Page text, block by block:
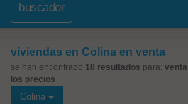
buscador
viviendas en Colina en venta
se han encontrado 18 resultados para: venta
los precios
Colina